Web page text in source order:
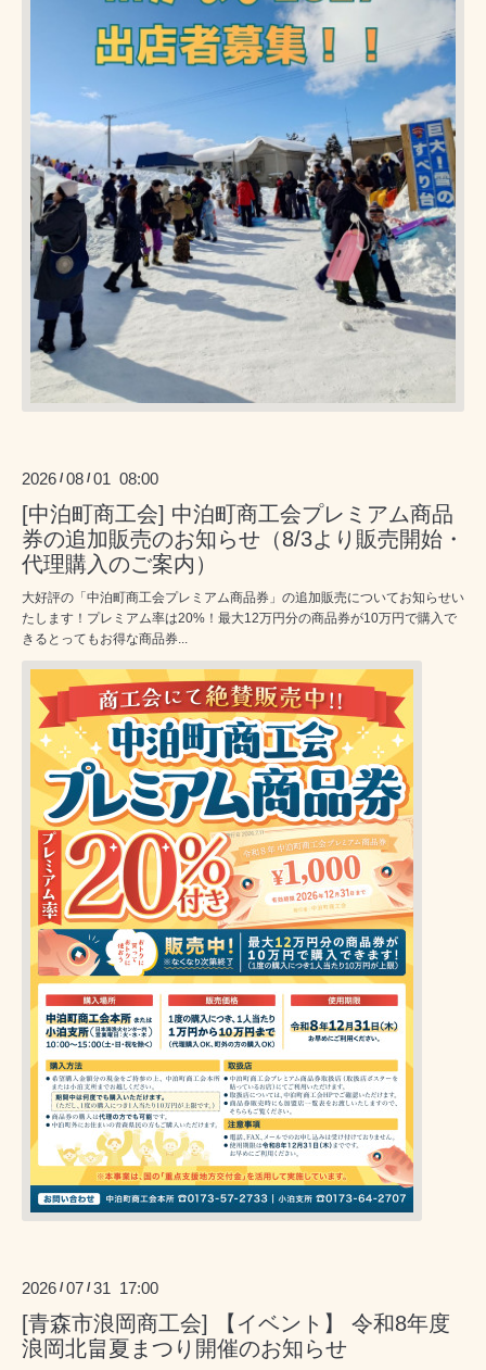
2026 /08 /01 08:00
[中泊町商工会] 中泊町商工会プレミアム商品
券の追加販売のお知らせ（8/3より販売開始・
代理購入のご案内）
大好評の「中泊町商工会プレミアム商品券」の追加販売についてお知らせい
たします！プレミアム率は20%！最大12万円分の商品券が10万円で購入で
きるとってもお得な商品券...
2026 /07 /31 17:00
[青森市浪岡商工会] 【イベント】 令和8年度
浪岡北畠夏まつり開催のお知らせ